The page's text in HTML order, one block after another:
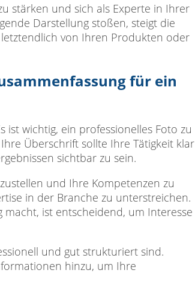
stärken und sich als Experte in Ihrer
Darstellung stoßen, steigt die
von Ihren Produkten oder
für ein
ist wichtig, ein professionelles Foto zu
Überschrift sollte Ihre Tätigkeit klar
sichtbar zu sein.
und Ihre Kompetenzen zu
in der Branche zu unterstreichen.
ist entscheidend, um Interesse
und gut strukturiert sind.
hinzu, um Ihre